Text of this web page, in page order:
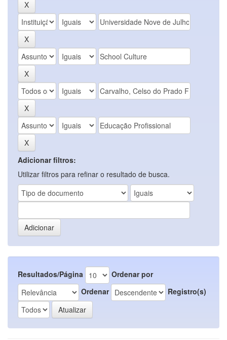
Adicionar filtros:
Utilizar filtros para refinar o resultado de busca.
Resultados/Página
Ordenar por
Ordenar
Registro(s)